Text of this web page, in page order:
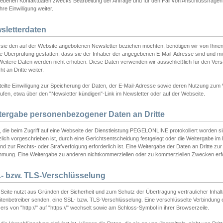
Einwilligung weiter.
den auf der Website angebotenen Newsletter beziehen möchten, benötigen wir von
Überprüfung gestatten, dass sie der Inhaber der angegebenen E-Mail-Adresse sind und
Daten werden nicht erhoben. Diese Daten verwenden wir ausschließlich für den
an Dritte weiter.
Einwilligung zur Speicherung der Daten, der E-Mail-Adresse sowie deren Nutzung
etwa über den "Newsletter kündigen"-Link im Newsletter oder auf der Webseite.
personenbezogener Daten an Dritte
die beim Zugriff auf eine Webseite der Dienstleistung PEGELONLINE protokolliert worden
vorgeschrieben ist, durch eine Gerichtsentscheidung festgelegt oder die Weitergabe
zur Rechts- oder Strafverfolgung erforderlich ist. Eine Weitergabe der Daten an Dritte
Eine Weitergabe zu anderen nichtkommerziellen oder zu kommerziellen Zwecken
bzw. TLS-Verschlüsselung
nutzt aus Gründen der Sicherheit und zum Schutz der Übertragung vertraulicher
senden, eine SSL- bzw. TLS-Verschlüsselung. Eine verschlüsselte
von "http://" auf "https://" wechselt sowie am Schloss-Symbol in ihrer Browserzeile.